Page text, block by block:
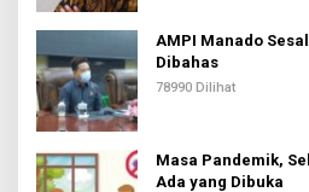
AMPI Manado
Dibahas
78990 Dilihat
Masa Pandemik,
Ada yang Dibuka